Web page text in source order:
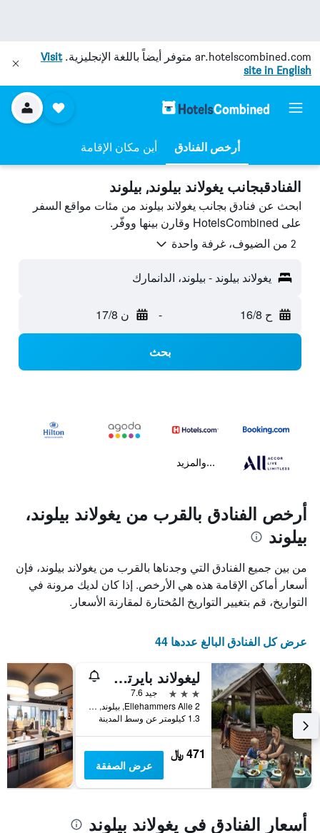
ar.hotelscombined.com متوفر أيضاً باللغة الإنجليزية.Visit
site in English
أرخص الفنادق أين مكان الإقامة
الفنادقبجانب يغولاند بيلوند, بيلوند
ابحث عن فنادق بجانب يغولاند بيلوند من مئات مواقع السفر
على HotelsCombined وقارن بينها ووفّر.
2 من الضيوف، غرفة واحدة
يغولاند بيلوند - بيلوند، الدانمارك
ح 16/8 - ن 17/8
بحث
...والمزيد
أرخص الفنادق بالقرب من يغولاند بيلوند،
بيلوند
من بين جميع الفنادق التي وجدناها بالقرب من يغولاند بيلوند، فإن
أسعار أماكن الإقامة هذه هي الأرخص. إذا كان لديك مرونة في
التواريخ، قم بتغيير التواريخ المُختارة لمقارنة الأسعار.
عرض كل الفنادق البالغ عددها 44
ليغولاند بايرتس إن موتل
3 نجوم
جيد 7.6
Ellehammers Alle 2, بيلوند, منطقة جنوب الدنمارك, الدانمارك
1.3 كيلومتر عن وسط المدينة
471 ﷼
عرض الصفقة
أسعار الفنادق في يغولاند بيلوند